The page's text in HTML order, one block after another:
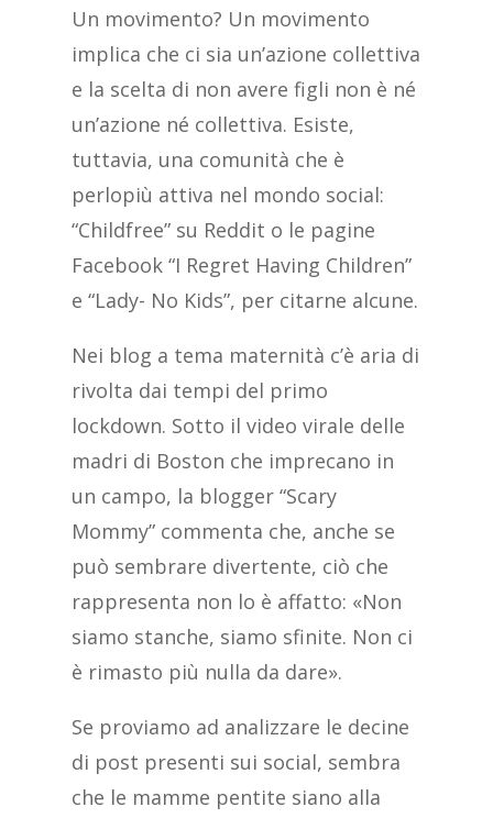
Un movimento? Un movimento
implica che ci sia un’azione collettiva
e la scelta di non avere figli non è né
un’azione né collettiva. Esiste,
tuttavia, una comunità che è
perlopiù attiva nel mondo social:
“Childfree” su Reddit o le pagine
Facebook “I Regret Having Children”
e “Lady- No Kids”, per citarne alcune.
Nei blog a tema maternità c’è aria di
rivolta dai tempi del primo
lockdown. Sotto il video virale delle
madri di Boston che imprecano in
un campo, la blogger “Scary
Mommy” commenta che, anche se
può sembrare divertente, ciò che
rappresenta non lo è affatto: «Non
siamo stanche, siamo sfinite. Non ci
è rimasto più nulla da dare».
Se proviamo ad analizzare le decine
di post presenti sui social, sembra
che le mamme pentite siano alla